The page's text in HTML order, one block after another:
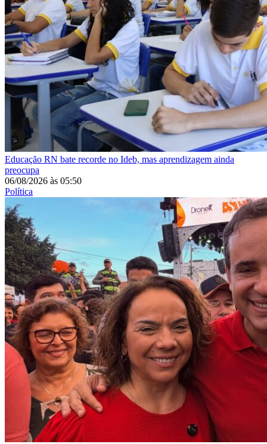
Educação RN bate recorde no Ideb, mas aprendizagem ainda
preocupa
06/08/2026 às 05:50
Política